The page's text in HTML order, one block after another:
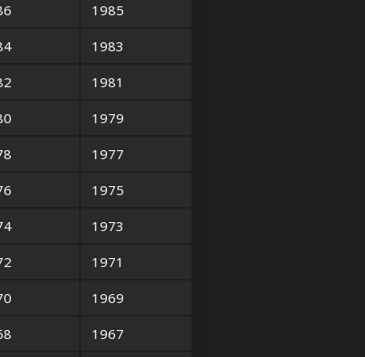
1985
1983
1981
1979
1977
1975
1973
1971
1969
1967